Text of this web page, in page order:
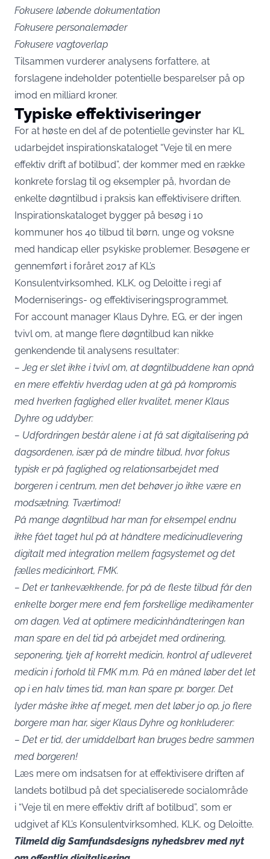
Fokusere løbende dokumentation
Fokusere personalemøder
Fokusere vagtoverlap
​Tilsammen vurderer analysens forfattere, at
forslagene indeholder potentielle besparelser på op
imod en milliard kroner.
Typiske effektiviseringer
For at høste en del af de potentielle gevinster har KL
udarbejdet inspirationskataloget “Veje til en mere
effektiv drift af botilbud”, der kommer med en række
konkrete forslag til og eksempler på, hvordan de
enkelte døgntilbud i praksis kan effektivisere driften.
Inspirationskataloget bygger på besøg i 10
kommuner hos 40 tilbud til børn, unge og voksne
med handicap eller psykiske problemer. Besøgene er
gennemført i foråret 2017 af KL’s
Konsulentvirksomhed, KLK, og Deloitte i regi af
Moderniserings- og effektiviseringsprogrammet.
For account manager Klaus Dyhre, EG, er der ingen
tvivl om, at mange flere døgntilbud kan nikke
genkendende til analysens resultater:
– Jeg er slet ikke i tvivl om, at døgntilbuddene kan opnå
en mere effektiv hverdag uden at gå på kompromis
med hverken faglighed eller kvalitet, mener Klaus
Dyhre og uddyber:
– Udfordringen består alene i at få sat digitalisering på
dagsordenen, især på de mindre tilbud, hvor fokus
typisk er på faglighed og relationsarbejdet med
borgeren i centrum, men det behøver jo ikke være en
modsætning. Tværtimod!
På mange døgntilbud har man for eksempel endnu
ikke fået taget hul på at håndtere medicinudlevering
digitalt med integration mellem fagsystemet og det
fælles medicinkort, FMK.
– Det er tankevækkende, for på de fleste tilbud får den
enkelte borger mere end fem forskellige medikamenter
om dagen. Ved at optimere medicinhåndteringen kan
man spare en del tid på arbejdet med ordinering,
seponering, tjek af korrekt medicin, kontrol af udleveret
medicin i forhold til FMK m.m. På en måned løber det let
op i en halv times tid, man kan spare pr. borger. Det
lyder måske ikke af meget, men det løber jo op, jo flere
borgere man har, siger Klaus Dyhre og konkluderer:
– Det er tid, der umiddelbart kan bruges bedre sammen
med borgeren!
Læs mere om indsatsen for at effektivisere driften af
landets botilbud på det specialiserede socialområde
i “Veje til en mere effektiv drift af botilbud”, som er
udgivet af KL’s Konsulentvirksomhed, KLK, og Deloitte.
Tilmeld dig Samfundsdesigns nyhedsbrev med nyt